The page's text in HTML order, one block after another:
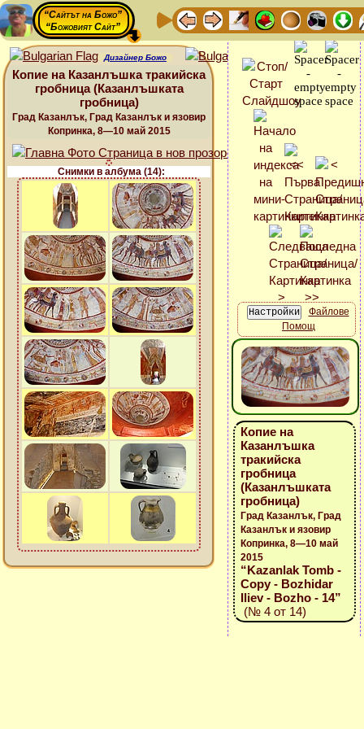
“Сайтът на Божо”
“Божовият Сайт”
Дизайнер Божо
Копие на Казанлъшка тракийска
гробница (Казанлъшката
гробница)
Град Казанлък, Град Казанлък и язовир
Копринка, 8—10 май 2015
Снимки в албума (14):
Файлове
Помощ
Копие на
Казанлъшка
тракийска
гробница
(Казанлъшката
гробница)
Град Казанлък, Град
Казанлък и язовир
Копринка, 8—10 май
2015
“Kazanlak Tomb -
Copy - Bozhidar
Iliev - Bozho - 14”
(№ 4 от 14)